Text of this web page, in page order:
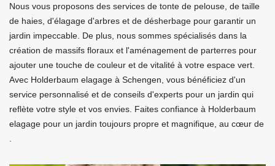
Nous vous proposons des services de tonte de pelouse, de taille
de haies, d'élagage d'arbres et de désherbage pour garantir un
jardin impeccable. De plus, nous sommes spécialisés dans la
création de massifs floraux et l'aménagement de parterres pour
ajouter une touche de couleur et de vitalité à votre espace vert.
Avec Holderbaum elagage à Schengen, vous bénéficiez d'un
service personnalisé et de conseils d'experts pour un jardin qui
reflète votre style et vos envies. Faites confiance à Holderbaum
elagage pour un jardin toujours propre et magnifique, au cœur de
.